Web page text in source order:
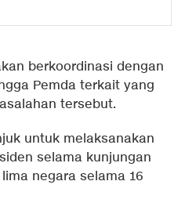
berkoordinasi dengan
Pemda terkait yang
tersebut.
untuk melaksanakan
selama kunjungan
negara selama 16